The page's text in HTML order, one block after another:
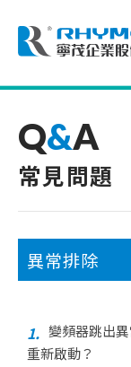
Q&A
常見問題
異常排除
1. 變頻器跳出
重新啟動？